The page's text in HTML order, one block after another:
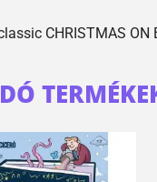
CHRISTMAS ON